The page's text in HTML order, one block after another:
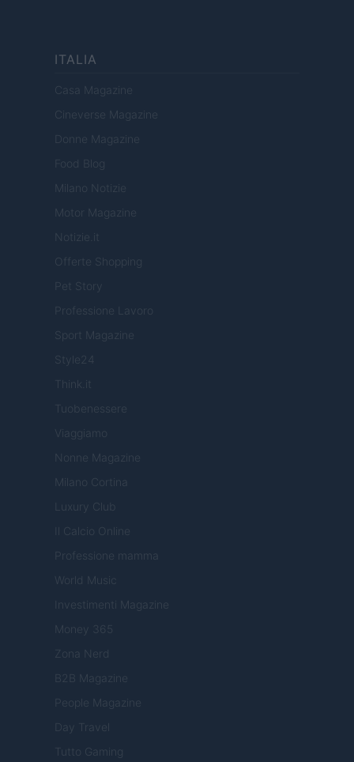
ITALIA
Casa Magazine
Cineverse Magazine
Donne Magazine
Food Blog
Milano Notizie
Motor Magazine
Notizie.it
Offerte Shopping
Pet Story
Professione Lavoro
Sport Magazine
Style24
Think.it
Tuobenessere
Viaggiamo
Nonne Magazine
Milano Cortina
Luxury Club
Il Calcio Online
Professione mamma
World Music
Investimenti Magazine
Money 365
Zona Nerd
B2B Magazine
People Magazine
Day Travel
Tutto Gaming